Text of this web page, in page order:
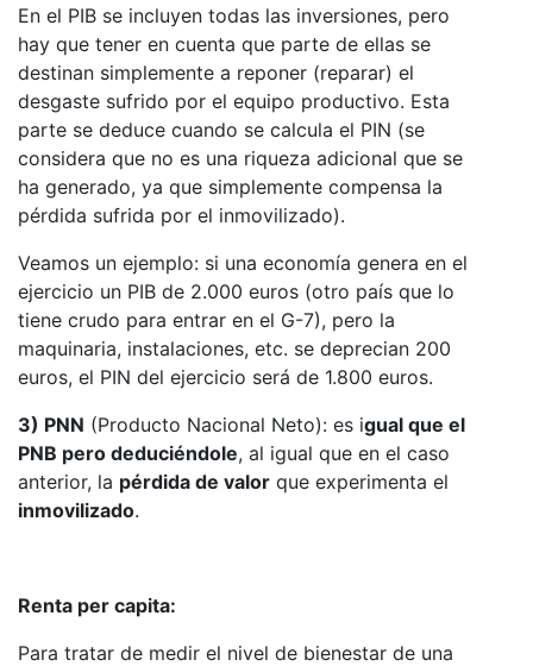
En el PIB se incluyen todas las inversiones, pero
hay que tener en cuenta que parte de ellas se
destinan simplemente a reponer (reparar) el
desgaste sufrido por el equipo productivo. Esta
parte se deduce cuando se calcula el PIN (se
considera que no es una riqueza adicional que se
ha generado, ya que simplemente compensa la
pérdida sufrida por el inmovilizado).
Veamos un ejemplo: si una economía genera en el
ejercicio un PIB de 2.000 euros (otro país que lo
tiene crudo para entrar en el G-7), pero la
maquinaria, instalaciones, etc. se deprecian 200
euros, el PIN del ejercicio será de 1.800 euros.
3) PNN (Producto Nacional Neto): es igual que el
PNB pero deduciéndole, al igual que en el caso
anterior, la pérdida de valor que experimenta el
inmovilizado.
Renta per capita:
Para tratar de medir el nivel de bienestar de una